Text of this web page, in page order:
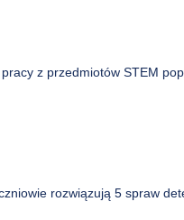
z przedmiotów STEM
rozwiązują 5 spraw